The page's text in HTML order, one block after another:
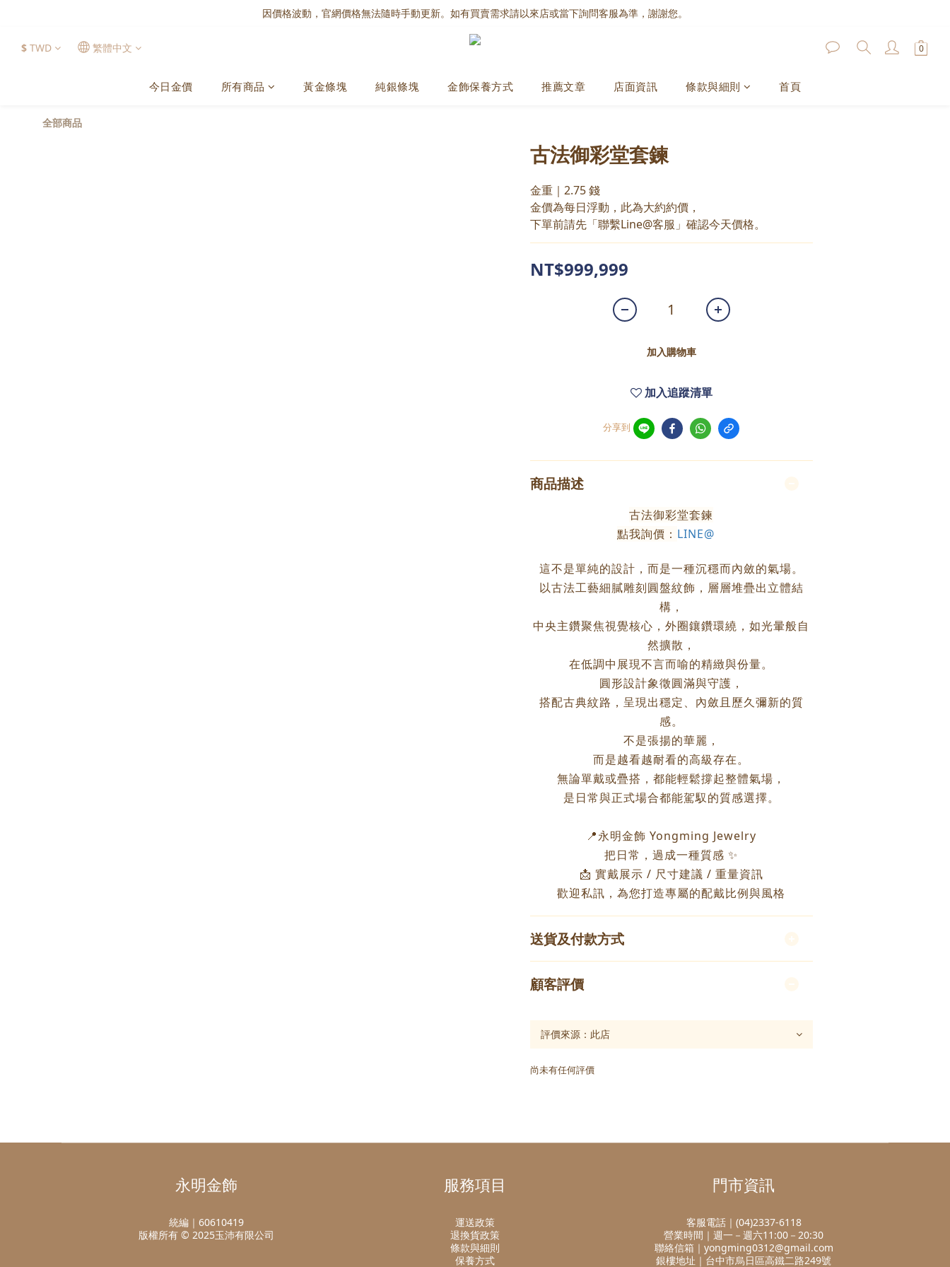
因價格波動，官網價格無法隨時手動更新。如有買賣需求請以來店或當下詢問客服為準，謝謝您。
$ TWD 繁體中文
今日金價 所有商品 黃金條塊 純銀條塊 金飾保養方式 推薦文章 店面資訊 條款與細則 首頁
全部商品
古法御彩堂套鍊
金重｜2.75 錢
金價為每日浮動，此為大約約價，
下單前請先「聯繫Line@客服」確認今天價格。
NT$999,999
加入購物車
加入追蹤清單
分享到
商品描述
古法御彩堂套鍊
點我詢價： LINE@
這不是單純的設計，而是一種沉穩而內斂的氣場。
以古法工藝細膩雕刻圓盤紋飾，層層堆疊出立體結
構，
中央主鑽聚焦視覺核心，外圈鑲鑽環繞，如光暈般自
然擴散，
在低調中展現不言而喻的精緻與份量。
圓形設計象徵圓滿與守護，
搭配古典紋路，呈現出穩定、內斂且歷久彌新的質
感。
不是張揚的華麗，
而是越看越耐看的高級存在。
無論單戴或疊搭，都能輕鬆撐起整體氣場，
是日常與正式場合都能駕馭的質感選擇。
📍永明金飾 Yongming Jewelry
把日常，過成一種質感 ✨
📩 實戴展示 / 尺寸建議 / 重量資訊
歡迎私訊，為您打造專屬的配戴比例與風格
送貨及付款方式
顧客評價
尚未有任何評價
永明金飾
統編｜60610419
版權所有 © 2025玉沛有限公司
服務項目
運送政策
退換貨政策
條款與細則
保養方式
門市資訊
客服電話｜(04)2337-6118
營業時間｜週一－週六11:00－20:30
聯絡信箱｜yongming0312@gmail.com
銀樓地址｜台中市烏日區高鐵二路249號